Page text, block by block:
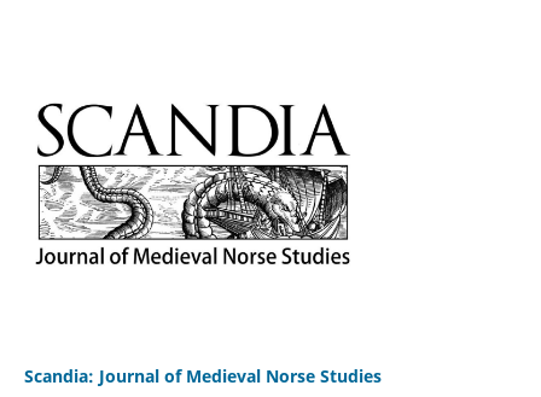
Scandia: Journal of Medieval Norse Studies